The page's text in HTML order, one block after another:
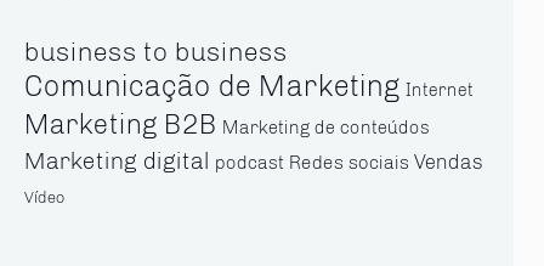
business to business
Comunicação de Marketing Internet
Marketing B2B Marketing de conteúdos
Marketing digital podcast Redes sociais Vendas
Vídeo